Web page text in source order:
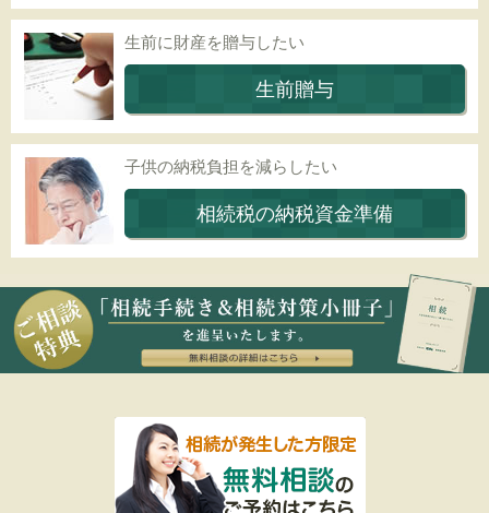
生前に財産を贈与したい
生前贈与
子供の納税負担を減らしたい
相続税の納税資金準備